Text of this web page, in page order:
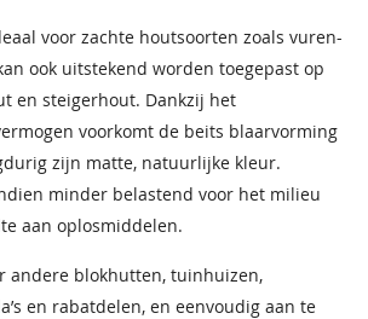
voor zachte houtsoorten zoals vuren-
ook uitstekend worden toegepast op
en steigerhout. Dankzij het
voorkomt de beits blaarvorming
zijn matte, natuurlijke kleur.
minder belastend voor het milieu
aan oplosmiddelen.
andere blokhutten, tuinhuizen,
en rabatdelen, en eenvoudig aan te